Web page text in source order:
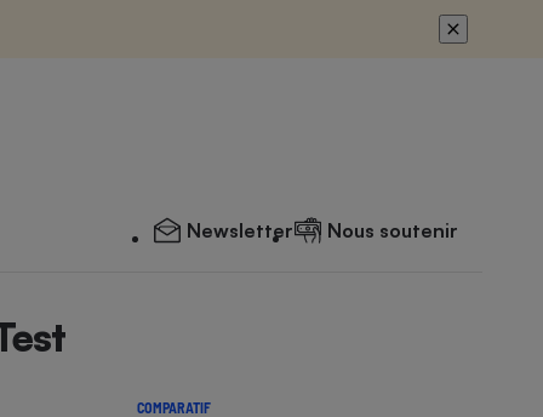
Newsletter Nous soutenir
COMPARATIF